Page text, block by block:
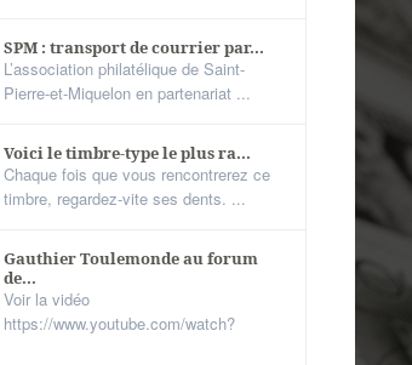
SPM : transport de courrier par...
L’association philatélique de Saint-
Pierre-et-Miquelon en partenariat ...
Voici le timbre-type le plus ra...
Chaque fois que vous rencontrerez ce
timbre, regardez-vite ses dents. ...
Gauthier Toulemonde au forum
de...
Voir la vidéo
https://www.youtube.com/watch?